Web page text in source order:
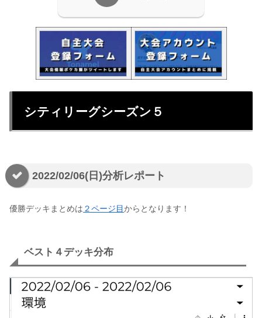
シティリーグシーズン５
2022/02/06(日)分析レポート
優勝デッキまとめは ２ページ目からとなります！
ベスト４デッキ分布